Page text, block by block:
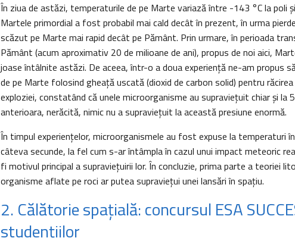
În ziua de astăzi, temperaturile de pe Marte variază între -143 °C la poli
Martele primordial a fost probabil mai cald decât în prezent, în urma
scăzut pe Marte mai rapid decât pe Pământ. Prin urmare, în perioada
Pământ (acum aproximativ 20 de milioane de ani), propus de noi aici,
joase întâlnite astăzi. De aceea, într-o a doua experiență ne-am propus
de pe Marte folosind gheață uscată (dioxid de carbon solid) pentru
exploziei, constatând că unele microorganisme au supraviețuit chiar și la
anterioara, nerăcită, nimic nu a supraviețuit la această presiune enormă.
În timpul experiențelor, microorganismele au fost expuse la temperaturi
câteva secunde, la fel cum s-ar întâmpla în cazul unui impact meteoric
fi motivul principal a supraviețuirii lor. În concluzie, prima parte a teoriei
organisme aflate pe roci ar putea supraviețui unei lansări în spațiu.
2. Călătorie spațială: concursul ESA
studențiilor